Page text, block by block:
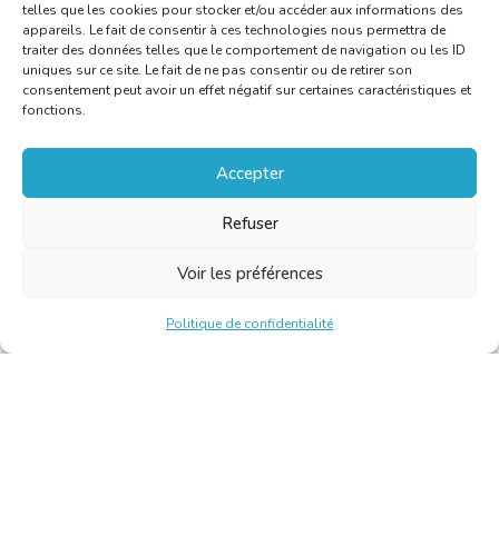
telles que les cookies pour stocker et/ou accéder aux informations des
appareils. Le fait de consentir à ces technologies nous permettra de
traiter des données telles que le comportement de navigation ou les ID
uniques sur ce site. Le fait de ne pas consentir ou de retirer son
consentement peut avoir un effet négatif sur certaines caractéristiques et
fonctions.
Accepter
Refuser
Voir les préférences
Politique de confidentialité